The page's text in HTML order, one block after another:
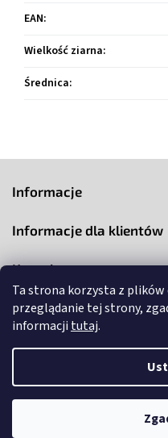
Ta strona korzysta z
przeglądanie tej strony,
informacji tutaj.
EAN:
Wielkość ziarna:
Średnica:
Informacje
Informacje dla klientów
Kontakt